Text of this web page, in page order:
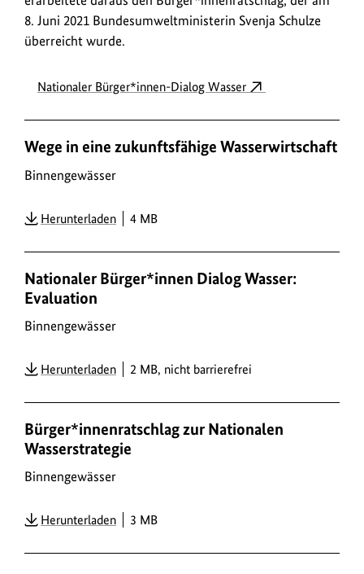
8. Juni 2021 Bundesumweltministerin Svenja Schulze
überreicht wurde.
Nationaler Bürger*innen-Dialog Wasser
Wege in eine zukunftsfähige Wasserwirtschaft
Binnengewässer
Herunterladen 4 MB
Nationaler Bürger*innen Dialog Wasser:
Evaluation
Binnengewässer
Herunterladen 2 MB, nicht barrierefrei
Bürger*innenratschlag zur Nationalen
Wasserstrategie
Binnengewässer
Herunterladen 3 MB